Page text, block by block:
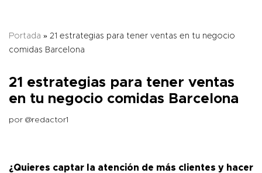
Portada » 21 estrategias para tener ventas en tu negocio
comidas Barcelona
21 estrategias para tener ventas
en tu negocio comidas Barcelona
por @redactor1
¿Quieres captar la atención de más clientes y hacer